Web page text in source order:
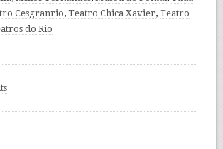
Cesgranrio, Teatro Chica Xavier, Teatro
do Rio